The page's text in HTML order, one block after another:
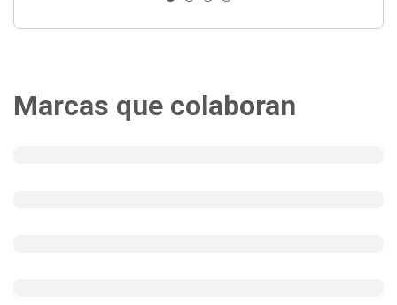
Marcas que colaboran